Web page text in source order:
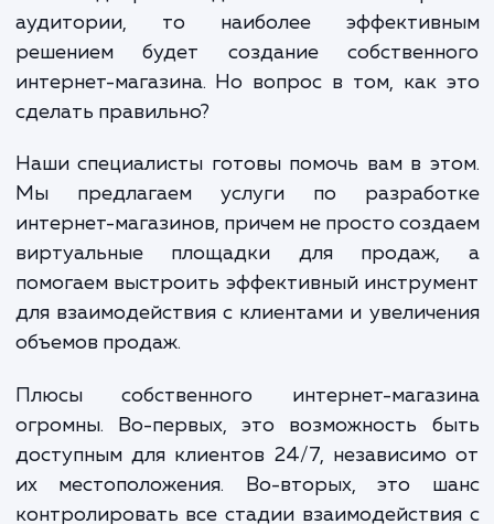
и услуг, которые иногда сложно
обычных магазинах. Если у вас есть товары
услуги, которые вы хотите продавать,
хотите добраться до максимально
решением будет создание
интернет-магазина. Но вопрос в том, как
сделать правильно?
Наши специалисты готовы помочь вам в
Мы предлагаем услуги по
виртуальные площадки для
помогаем выстроить эффективный
для взаимодействия с клиентами и